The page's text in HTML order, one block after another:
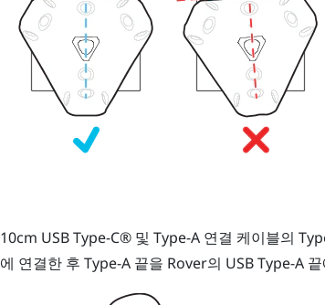
10cm USB Type-C®및 Type-A 연결 케이블의
에 연결한 후 Type-A 끝을 Rover의 USB Type-A